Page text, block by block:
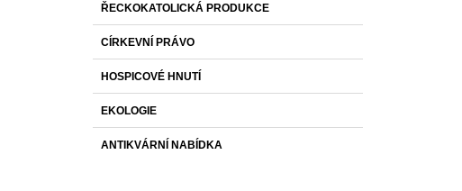
ŘECKOKATOLICKÁ PRODUKCE
CÍRKEVNÍ PRÁVO
HOSPICOVÉ HNUTÍ
EKOLOGIE
ANTIKVÁRNÍ NABÍDKA